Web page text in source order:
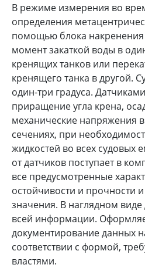
В режиме измерения во
определения
помощью блока накренения
момент закаткой воды в
кренящих танков или
кренящего танка в другой.
один-три градуса.
приращение угла крена,
механические напряжения
сечениях, при
жидкостей во всех судовых
от датчиков поступает в
все предусмотренные
остойчивости и прочности
значения. В наглядном виде
всей информации.
документирование данных
соответствии с формой,
властями.